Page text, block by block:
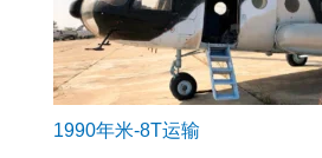
1990年米-8T运输